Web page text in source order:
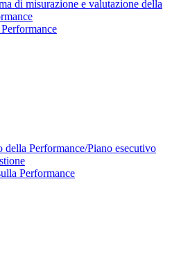
di misurazione e valutazione della
della Performance/Piano esecutivo
Performance